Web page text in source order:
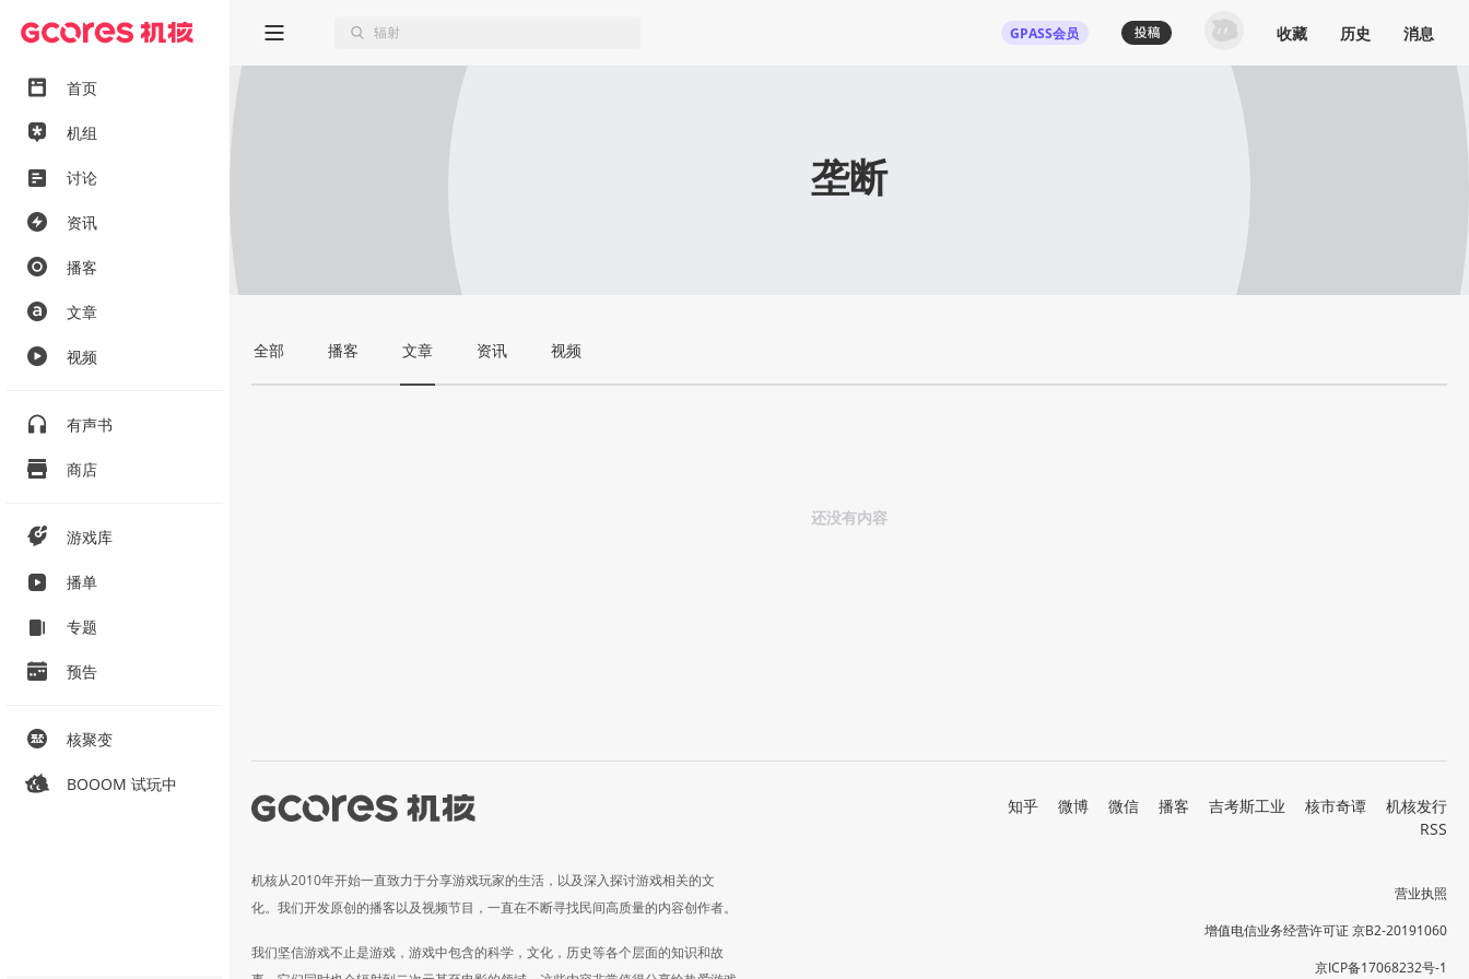
首页
机组
讨论
资讯
播客
文章
视频
有声书
商店
游戏库
播单
专题
预告
核聚变
BOOOM 试玩中
GPASS会员 收藏 历史 消息
垄断
全部 播客 文章 资讯 视频
还没有内容
机核从2010年开始一直致力于分享游戏玩家的生活，以及深入探讨游戏相关的文
化。我们开发原创的播客以及视频节目，一直在不断寻找民间高质量的内容创作者。
我们坚信游戏不止是游戏，游戏中包含的科学，文化，历史等各个层面的知识和故
知乎 微博 微信 播客 吉考斯工业 核市奇谭
机核发行
RSS
营业执照
增值电信业务经营许可证 京B2-20191060
京ICP备17068232号-1